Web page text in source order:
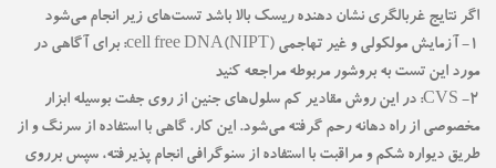
اگر نتایج غربالگری نشان دهنده ریسک بالا باشد تست‌های زیر انجام می‌شود
۱- آزمایش مولکولی و غیر تهاجمی cell free DNA(NIPT): برای آگاهی در
مورد این تست به بروشور مربوطه مراجعه کنید
۲- CVS: در این روش مقادیر کم سلول‌های جنین از روی جفت بوسیله ابزار
مخصوصی از راه دهانه رحم گرفته می‌شود. این کار، گاهی با استفاده از سرنگ و از
طریق دیواره شکم و مراقبت با استفاده از سنوگرافی انجام پذیرفته، سپس برروی